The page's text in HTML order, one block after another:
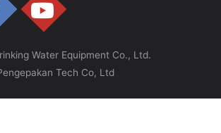
Water Equipment Co., Ltd.
Tech Co, Ltd